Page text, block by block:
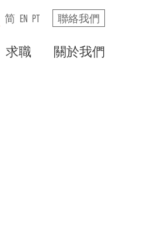
求職 關於我們
简 EN PT 聯絡我們